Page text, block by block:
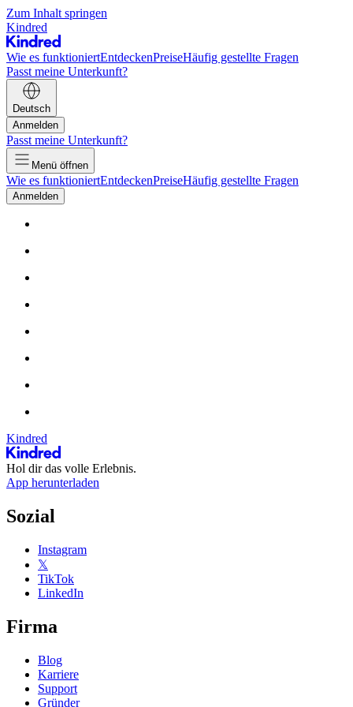
Zum Inhalt springen
Kindred
Wie es funktioniertEntdeckenPreiseHäufig gestellte Fragen
Passt meine Unterkunft?
Deutsch
Anmelden
Passt meine Unterkunft?
Menü öffnen
Wie es funktioniertEntdeckenPreiseHäufig gestellte Fragen
Anmelden
Kindred
Hol dir das volle Erlebnis.
App herunterladen
Sozial
Instagram
𝕏
TikTok
LinkedIn
Firma
Blog
Karriere
Support
Gründer